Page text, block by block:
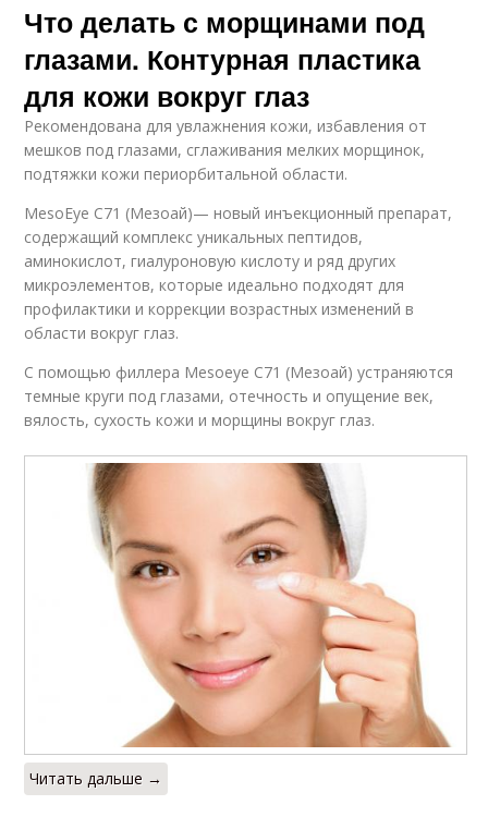
Что делать с морщинами под
глазами. Контурная пластика
для кожи вокруг глаз
Рекомендована для увлажнения кожи, избавления от
мешков под глазами, сглаживания мелких морщинок,
подтяжки кожи периорбитальной области.
MesoEye C71 (Мезоай)— новый инъекционный препарат,
содержащий комплекс уникальных пептидов,
аминокислот, гиалуроновую кислоту и ряд других
микроэлементов, которые идеально подходят для
профилактики и коррекции возрастных изменений в
области вокруг глаз.
С помощью филлера Mesoeye C71 (Мезоай) устраняются
темные круги под глазами, отечность и опущение век,
вялость, сухость кожи и морщины вокруг глаз.
Читать дальше →